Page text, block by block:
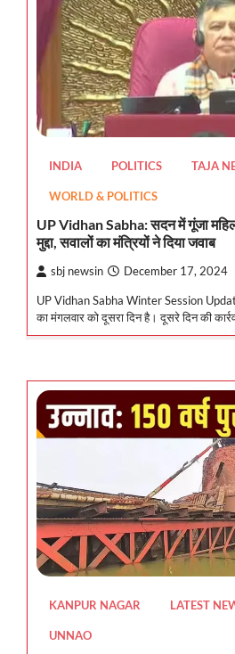
INDIA POLITICS TAJA
WORLD & POLITICS
UP Vidhan Sabha: सदन में गूंजा
मुद्दा, सवालों का मंत्रियों ने दिया जवाब
sbj newsin December 17, 2024
UP Vidhan Sabha Winter Session
का मंगलवार को दूसरा दिन है। दूसरे दिन की
KANPUR NAGAR LATEST
UNNAO